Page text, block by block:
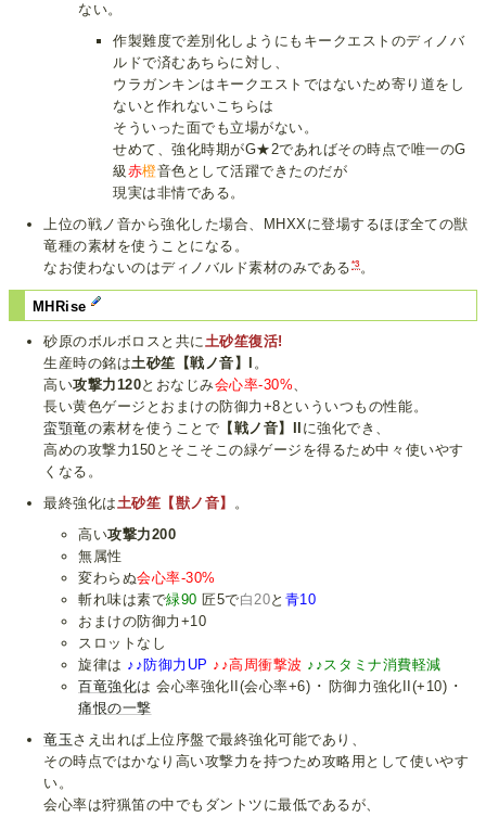
ない。
作製難度で差別化しようにもキークエストのディノバ
ルドで済むあちらに対し、
ウラガンキンはキークエストではないため寄り道をし
ないと作れないこちらは
そういった面でも立場がない。
せめて、強化時期がG★2であればその時点で唯一のG
級 赤橙音色として活躍できたのだが
現実は非情である。
上位の戦ノ音から強化した場合、MHXXに登場するほぼ全ての獣
竜種の素材を使うことになる。
なお使わないのはディノバルド素材のみである *3。
MHRise
砂原のボルボロスと共に土砂笙復活!
生産時の銘は土砂笙【戦ノ音】I 。
高い攻撃力120とおなじみ会心率-30%、
長い黄色ゲージとおまけの防御力+8といういつもの性能。
蛮顎竜の素材を使うことで 【戦ノ音】II に強化でき、
高めの攻撃力150とそこそこの緑ゲージを得るため中々使いやす
くなる。
最終強化は土砂笙【獣ノ音】 。
高い攻撃力200
無属性
変わらぬ会心率-30%
斬れ味は素で緑90 匠5で白20と 青10
おまけの防御力+10
スロットなし
旋律は ♪♪防御力UP ♪♪高周衝撃波 ♪♪スタミナ消費軽減
百竜強化は 会心率強化II(会心率+6) ･ 防御力強化II(+10) ･
痛恨の一撃
竜玉さえ出れば上位序盤で最終強化可能であり、
その時点ではかなり高い攻撃力を持つため攻略用として使いやす
い。
会心率は狩猟笛の中でもダントツに最低であるが、